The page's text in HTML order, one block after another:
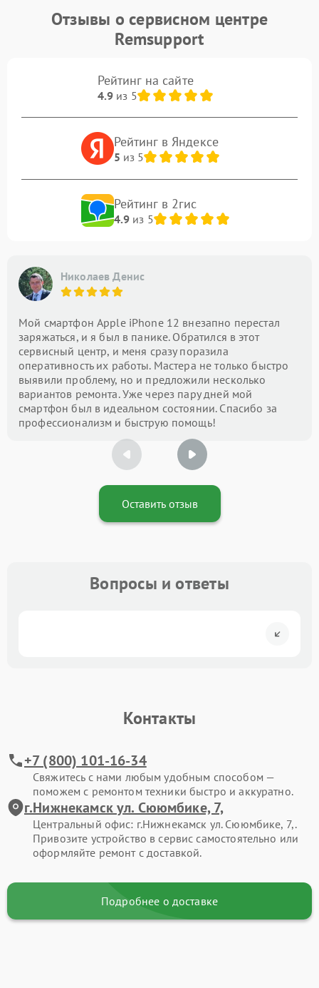
Отзывы о сервисном центре
Remsupport
Рейтинг на сайте
4.9из 5
Рейтинг в Яндексе
5 из 5
Рейтинг в 2гис
4.9из 5
Николаев Денис
Мой смартфон Apple iPhone 12 внезапно перестал
заряжаться, и я был в панике. Обратился в этот
сервисный центр, и меня сразу поразила
оперативность их работы. Мастера не только быстро
выявили проблему, но и предложили несколько
вариантов ремонта. Уже через пару дней мой
смартфон был в идеальном состоянии. Спасибо за
профессионализм и быструю помощь!
Оставить отзыв
Вопросы и ответы
Контакты
+7 (800) 101-16-34
Свяжитесь с нами любым удобным способом —
поможем с ремонтом техники быстро и аккуратно.
г.Нижнекамск ул. Сююмбике, 7,
Центральный офис: г.Нижнекамск ул. Сююмбике, 7,.
Привозите устройство в сервис самостоятельно или
оформляйте ремонт с доставкой.
Подробнее о доставке